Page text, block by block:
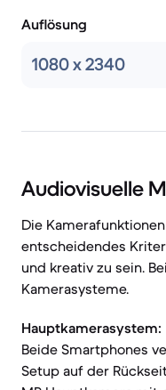
Auflösung
1080 x 2340
Audiovisuelle
Die
entscheidendes
und kreativ zu sein.
Kamerasysteme.
Hauptkamerasystem:
Beide Smartphones
Setup auf der